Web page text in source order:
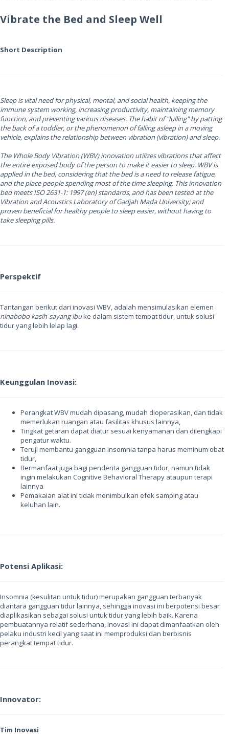
Vibrate the Bed and Sleep Well
Short Description
Sleep is vital need for physical, mental, and social health, keeping the
immune system working, increasing productivity, maintaining memory
function, and preventing various diseases. The habit of "lulling" by patting
the back of a toddler, or the phenomenon of falling asleep in a moving
vehicle, explains the relationship between vibration (vibration) and sleep.
The Whole Body Vibration (WBV) innovation utilizes vibrations that affect
the entire exposed body of the person to make it easier to sleep. WBV is
applied in the bed, considering that the bed is a need to release fatigue,
and the place people spending most of the time sleeping. This innovation
bed meets ISO 2631-1: 1997 (en) standards, and has been tested at the
Vibration and Acoustics Laboratory of Gadjah Mada University; and
proven beneficial for healthy people to sleep easier, without having to
take sleeping pills.
Perspektif
Tantangan berikut dari inovasi WBV, adalah mensimulasikan elemen
ninabobo kasih-sayang ibuke dalam sistem tempat tidur, untuk solusi
tidur yang lebih lelap lagi.
Keunggulan Inovasi:
Perangkat WBV mudah dipasang, mudah dioperasikan, dan tidak
memerlukan ruangan atau fasilitas khusus lainnya,
Tingkat getaran dapat diatur sesuai kenyamanan dan dilengkapi
pengatur waktu.
Teruji membantu gangguan insomnia tanpa harus meminum obat
tidur,
Bermanfaat juga bagi penderita gangguan tidur, namun tidak
ingin melakukan Cognitive Behavioral Therapy ataupun terapi
lainnya
Pemakaian alat ini tidak menimbulkan efek samping atau
keluhan lain.
Potensi Aplikasi:
Insomnia (kesulitan untuk tidur) merupakan gangguan terbanyak
diantara gangguan tidur lainnya, sehingga inovasi ini berpotensi besar
diaplikasikan sebagai solusi untuk tidur yang lebih baik. Karena
pembuatannya relatif sederhana, inovasi ini dapat dimanfaatkan oleh
pelaku industri kecil yang saat ini memproduksi dan berbisnis
perangkat tempat tidur.
Innovator:
Tim Inovasi